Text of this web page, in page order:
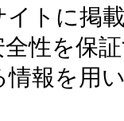
トに掲
性を保
報を用